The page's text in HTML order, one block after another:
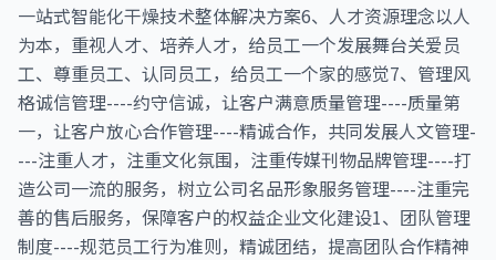
一站式智能化干燥技术整体解决方案6、人才资源理念以人
为本，重视人才、培养人才，给员工一个发展舞台关爱员
工、尊重员工、认同员工，给员工一个家的感觉7、管理风
格诚信管理----约守信诚，让客户满意质量管理----质量第
一，让客户放心合作管理----精诚合作，共同发展人文管理-
---注重人才，注重文化氛围，注重传媒刊物品牌管理----打
造公司一流的服务，树立公司名品形象服务管理----注重完
善的售后服务，保障客户的权益企业文化建设1、团队管理
制度----规范员工行为准则，精诚团结，提高团队合作精神